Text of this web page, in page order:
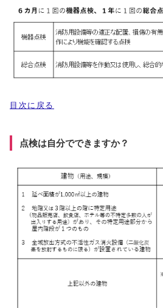
目次に戻る
点検は自分でできますか？